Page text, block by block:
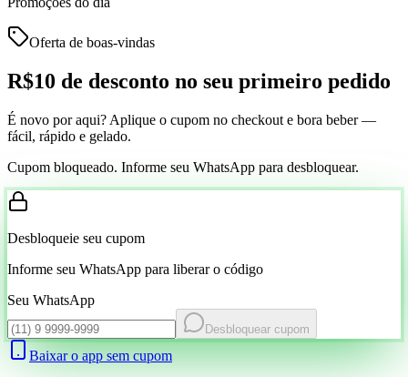
Oferta de boas-vindas
R$10 de desconto no seu primeiro pedido
É novo por aqui? Aplique o cupom no checkout e bora beber —
fácil, rápido e gelado.
Cupom bloqueado. Informe seu WhatsApp para desbloquear.
Desbloqueie seu cupom
Informe seu WhatsApp para liberar o código
Seu WhatsApp
Desbloquear cupom
Baixar o app sem cupom